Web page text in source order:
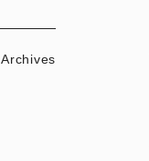
Archives